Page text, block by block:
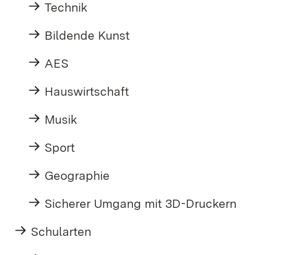
Technik
Bildende Kunst
AES
Hauswirtschaft
Musik
Sport
Geographie
Sicherer Umgang mit 3D-Druckern
Schularten